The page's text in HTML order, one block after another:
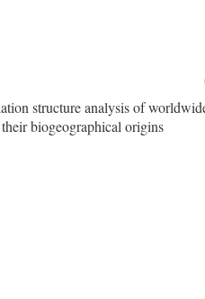
structure analysis of
biogeographical origins